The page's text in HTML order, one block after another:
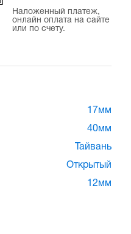
Наложенный платеж,
онлайн оплата на сайте
или по счету.
17мм
40мм
Тайвань
Открытый
12мм